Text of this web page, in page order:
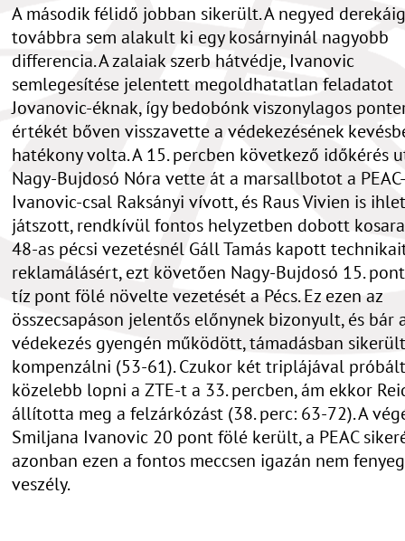
A második félidő jobban sikerült. A negyed derekáig
továbbra sem alakult ki egy kosárnyinál nagyobb
differencia. A zalaiak szerb hátvédje, Ivanovic
semlegesítése jelentett megoldhatatlan feladatot
Jovanovic-éknak, így bedobónk viszonylagos
értékét bőven visszavette a védekezésének
hatékony volta. A 15. percben következő időkérés
Nagy-Bujdosó Nóra vette át a marsallbotot a
Ivanovic-csal Raksányi vívott, és Raus Vivien is
játszott, rendkívül fontos helyzetben dobott
48-as pécsi vezetésnél Gáll Tamás kapott
reklamálásért, ezt követően Nagy-Bujdosó 15.
tíz pont fölé növelte vezetését a Pécs. Ez ezen az
összecsapáson jelentős előnynek bizonyult, és bár
védekezés gyengén működött, támadásban
kompenzálni (53-61). Czukor két triplájával
közelebb lopni a ZTE-t a 33. percben, ám ekkor
állította meg a felzárkózást (38. perc: 63-72). A
Smiljana Ivanovic 20 pont fölé került, a PEAC
azonban ezen a fontos meccsen igazán nem
veszély.